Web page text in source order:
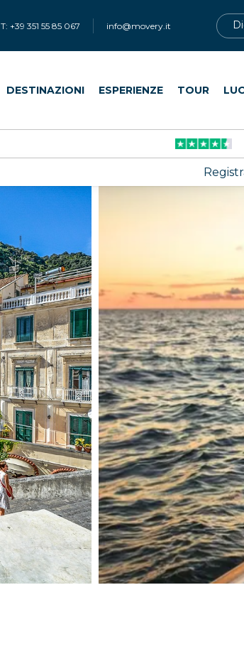
T: +39 351 55 85 067 info@movery.it
DESTINAZIONI ESPERIENZE TOUR